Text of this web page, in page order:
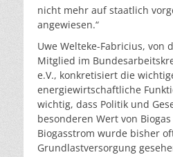
nicht mehr auf staatlich
angewiesen.“
Uwe Welteke-Fabricius, von
Mitglied im
e.V., konkretisiert die
energiewirtschaftliche
wichtig, dass Politik und
besonderen Wert von
Biogasstrom wurde bisher
Grundlastversorgung